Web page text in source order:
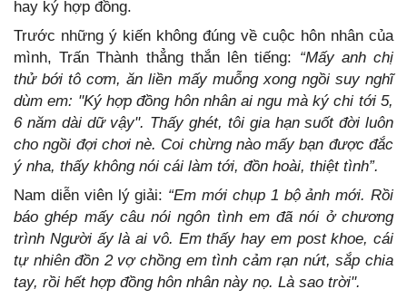
hay ký hợp đồng.
Trước những ý kiến không đúng về cuộc hôn nhân của
mình, Trấn Thành thẳng thắn lên tiếng: “Mấy anh chị
thử bới tô cơm, ăn liền mấy muỗng xong ngồi suy nghĩ
dùm em: "Ký hợp đồng hôn nhân ai ngu mà ký chi tới 5,
6 năm dài dữ vậy". Thấy ghét, tôi gia hạn suốt đời luôn
cho ngồi đợi chơi nè. Coi chừng nào mấy bạn được đắc
ý nha, thấy không nói cái làm tới, đồn hoài, thiệt tình”.
Nam diễn viên lý giải: “Em mới chụp 1 bộ ảnh mới. Rồi
báo ghép mấy câu nói ngôn tình em đã nói ở chương
trình Người ấy là ai vô. Em thấy hay em post khoe, cái
tự nhiên đồn 2 vợ chồng em tình cảm rạn nứt, sắp chia
tay, rồi hết hợp đồng hôn nhân này nọ. Là sao trời".